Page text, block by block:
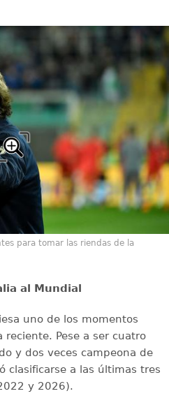
para tomar las riendas de la
al Mundial
uno de los momentos
Pese a ser cuatro
y dos veces campeona de
clasificarse a las últimas tres
y 2026).